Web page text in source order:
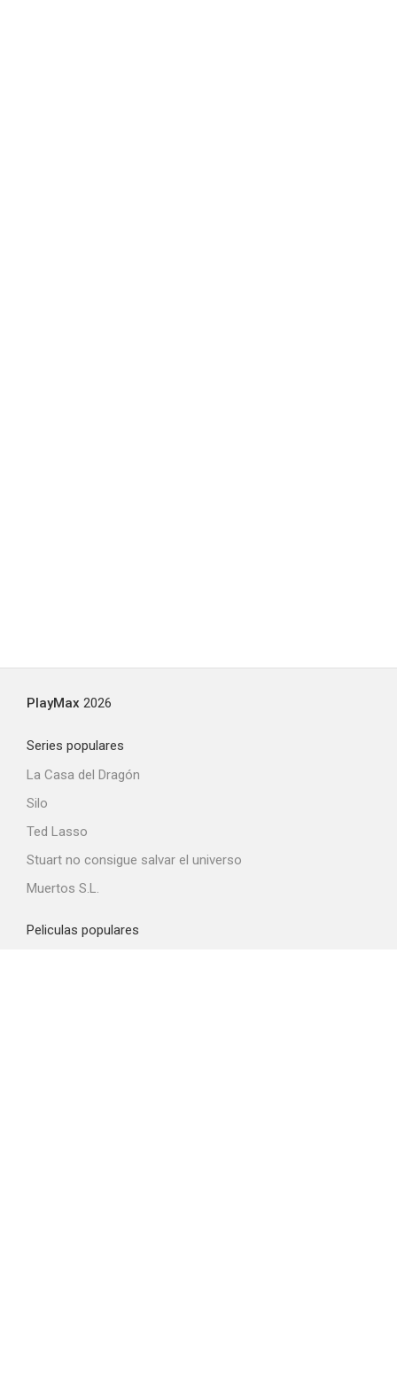
PlayMax 2026
Series populares
La Casa del Dragón
Silo
Ted Lasso
Stuart no consigue salvar el universo
Muertos S.L.
Peliculas populares